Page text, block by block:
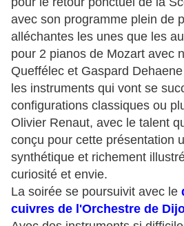
avec son programme plein de
alléchantes les unes que les
pour 2 pianos de Mozart avec
Queffélec et Gaspard
les instruments qui vont se
configurations classiques ou
Olivier Renaut, avec le talent
conçu pour cette présentation
synthétique et richement
curiosité et envie.
La soirée se poursuivit avec le
cuivres de l'Orchestre de